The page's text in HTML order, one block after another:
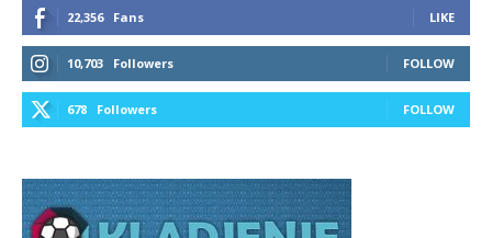
22,356 Fans LIKE
10,703 Followers FOLLOW
678 Followers FOLLOW